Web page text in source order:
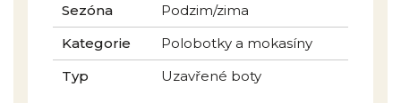
Sezóna
Podzim/zima
Kategorie
Polobotky a mokasíny
Typ
Uzavřené boty